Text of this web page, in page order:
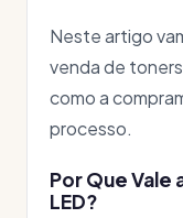
Neste artigo
venda de
como a
processo.
Por Que Vale
LED?